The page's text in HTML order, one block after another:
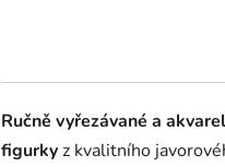
Ručně vyřezávané a
figurkyz kvalitního